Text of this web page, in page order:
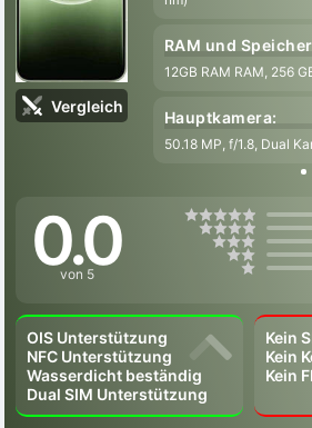
Vergleich
RAM und
12GB RAM RAM, 256
Hauptkamera:
50.18 MP, f/1.8, Dual
0.0
von 5
OIS Unterstützung
NFC Unterstützung
Wasserdicht beständig
Dual SIM Unterstützung
Kein
Kein
Kein